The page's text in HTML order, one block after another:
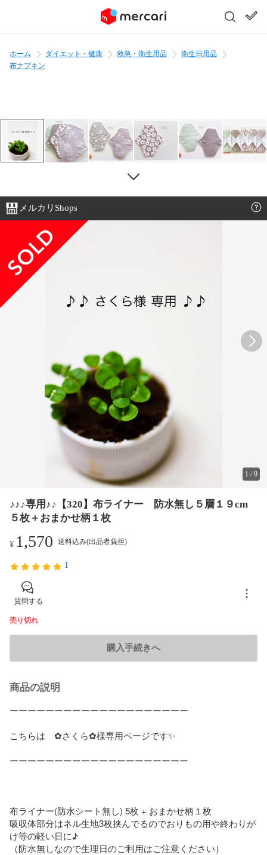
ホーム ダイエット・健康 救急・衛生用品
衛生日用品
布ナプキン
メルカリShops
1 /9
♪♪♪専用♪♪【320】布ライナー 防水無し５層１９cm
５枚＋おまかせ柄１枚
¥ 1,570 送料込み(出品者負担)
1
質問する
売り切れ
購入手続きへ
商品の説明
ーーーーーーーーーーーーーーーーーーーー
こちらは　✿さくら✿様専用ページです✨
ーーーーーーーーーーーーーーーーーーーー
布ライナー(防水シート無し) 5枚 + おまかせ柄１枚
吸収体部分はネル生地3枚挟んでるのでおりもの用や終わりが
け等の軽い日に♪
（防水無しなので生理日のご利用はご注意ください）